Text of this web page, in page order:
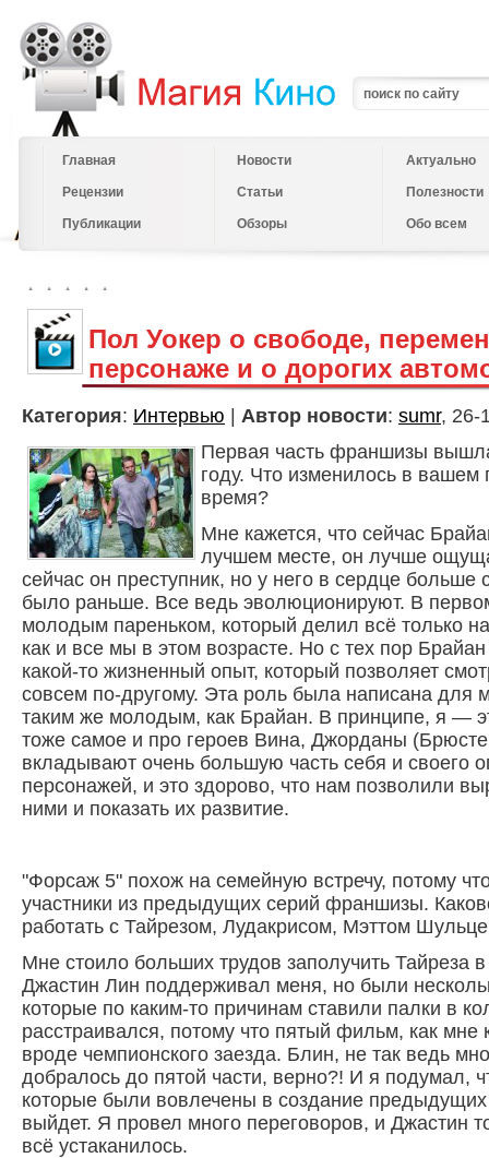
Главная
Рецензии
Публикации
Новости
Статьи
Обзоры
Актуально
Полезности
Обо всем
Пол Уокер о свободе,
персонаже и о дорогих
Категория: Интервью Автор новости: sumr, 26-
Первая часть франшизы
году. Что изменилось в вашем
время?
Мне кажется, что сейчас
лучшем месте, он лучше
сейчас он преступник, но у него в сердце больше
было раньше. Все ведь эволюционируют. В
молодым пареньком, который делил всё только
как и все мы в этом возрасте. Но с тех пор
какой-то жизненный опыт, который позволяет
совсем по-другому. Эта роль была написана для
таким же молодым, как Брайан. В принципе, я —
тоже самое и про героев Вина, Джорданы
вкладывают очень большую часть себя и своего
персонажей, и это здорово, что нам позволили
ними и показать их развитие.
"Форсаж 5" похож на семейную встречу, потому
участники из предыдущих серий франшизы.
работать с Тайрезом, Лудакрисом, Мэттом
Мне стоило больших трудов заполучить Тайреза
Джастин Лин поддерживал меня, но были
которые по каким-то причинам ставили палки в
расстраивался, потому что пятый фильм, как мне
вроде чемпионского заезда. Блин, не так ведь
добралось до пятой части, верно?! И я подумал,
которые были вовлечены в создание предыдущих
выйдет. Я провел много переговоров, и Джастин
всё устаканилось.